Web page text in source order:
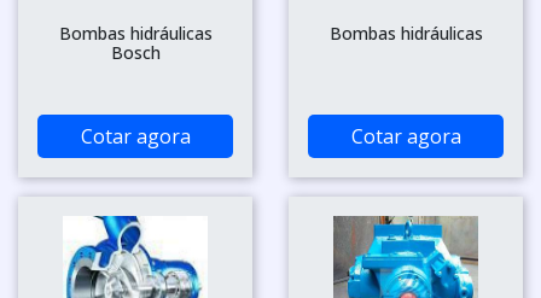
Bombas hidráulicas
Bosch
Cotar agora
Bombas hidráulicas
Cotar agora